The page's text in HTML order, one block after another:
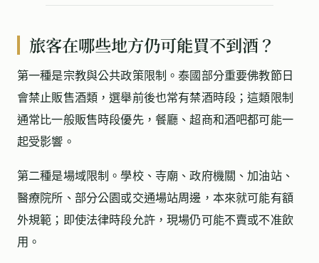
旅客在哪些地方仍可能買不到酒？
第一種是宗教與公共政策限制。泰國部分重要佛教節日
會禁止販售酒類，選舉前後也常有禁酒時段；這類限制
通常比一般販售時段優先，餐廳、超商和酒吧都可能一
起受影響。
第二種是場域限制。學校、寺廟、政府機關、加油站、
醫療院所、部分公園或交通場站周邊，本來就可能有額
外規範；即使法律時段允許，現場仍可能不賣或不准飲
用。